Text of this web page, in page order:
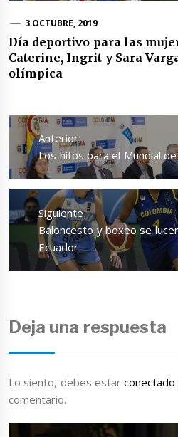
3 OCTUBRE, 2019
Día deportivo para las
Caterine, Ingrit y Sara
olímpica
Navegación
de
entradas
Anterior
Entrada
anterior:
Los hitos para el Mundial
Siguiente
Entrada
siguiente:
Baloncesto y boxeo se
Ecuador
Deja una respuesta
Lo siento, debes estarconectado
comentario.